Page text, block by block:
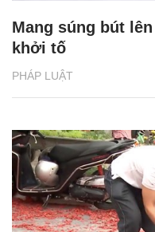
PHÁP LUẬT
Mang súng bút
khởi tố